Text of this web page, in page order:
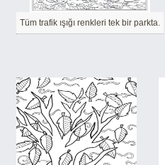
Tüm trafik ışığı renkleri tek bir parkta.